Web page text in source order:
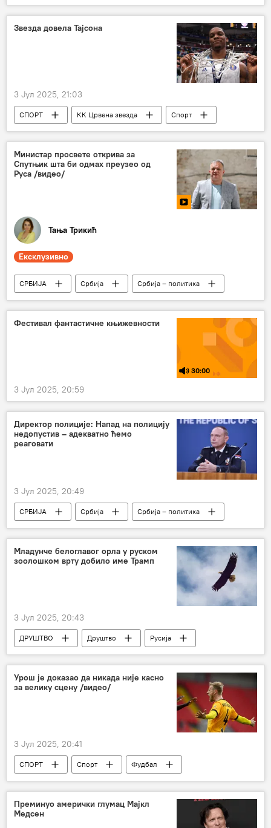
Специјална војна операција у Украјини – вести
Русија
Донбас
Звезда довела Тајсона
3 Јул 2025, 21:03
СПОРТ КК Црвена звезда
Спорт
Кошарка
Министар просвете открива за
Спутњик шта би одмах преузео од
Руса /видео/
Тања Трикић
Ексклузивно
СРБИЈА Србија
Србија – политика
Дејан Вук Станковић
просвета
Универзитет
Фестивал фантастичне књижевности
30:00
3 Јул 2025, 20:59
Директор полиције: Напад на полицију
недопустив – адекватно ћемо
реаговати
3 Јул 2025, 20:49
СРБИЈА Србија
Србија – политика
МУП
Младунче белоглавог орла у руском
зоолошком врту добило име Трамп
3 Јул 2025, 20:43
ДРУШТВО Друштво
Русија
Доналд Трамп
орао
Урош је доказао да никада није касно
за велику сцену /видео/
3 Јул 2025, 20:41
СПОРТ Спорт Фудбал
Преминуо амерички глумац Мајкл
Медсен